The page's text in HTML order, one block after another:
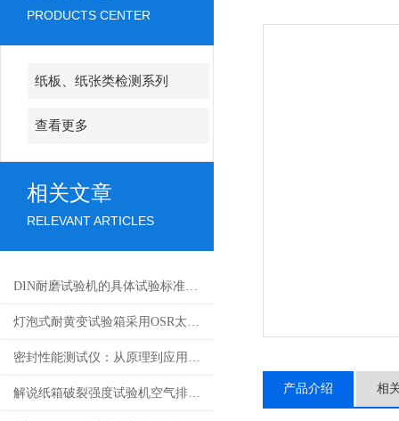
PRODUCTS CENTER
纸板、纸张类检测系列
查看更多
相关文章
RELEVANT ARTICLES
DIN耐磨试验机的具体试验标准不能够小视
灯泡式耐黄变试验箱采用OSR太阳灯制造!
密封性能测试仪：从原理到应用的全面解析
解说纸箱破裂强度试验机空气排除法 产品介绍 相